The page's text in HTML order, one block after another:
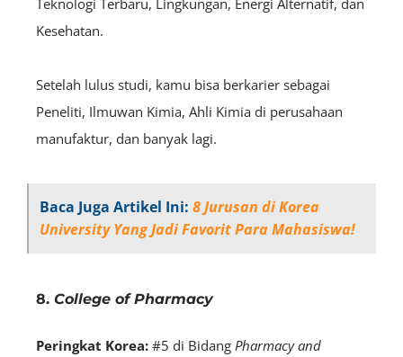
Teknologi Terbaru, Lingkungan, Energi Alternatif, dan
Kesehatan.
Setelah lulus studi, kamu bisa berkarier sebagai
Peneliti, Ilmuwan Kimia, Ahli Kimia di perusahaan
manufaktur, dan banyak lagi.
Baca Juga Artikel Ini: 8 Jurusan di Korea
University Yang Jadi Favorit Para Mahasiswa!
8. College of Pharmacy
Peringkat Korea: #5 di Bidang Pharmacy and